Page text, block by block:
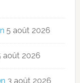
5 août 2026
août 2026
3 août 2026